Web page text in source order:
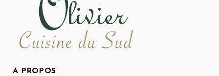
A PROPOS